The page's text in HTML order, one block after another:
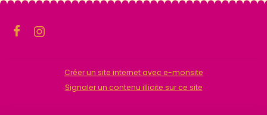
Créer un site internet avec e-monsite
Signaler un contenu illicite sur ce site